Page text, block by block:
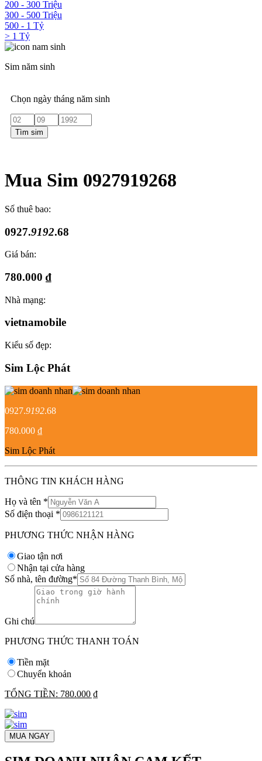
200 - 300 Triệu
300 - 500 Triệu
500 - 1 Tỷ
> 1 Tỷ
Sim năm sinh
Chọn ngày tháng năm sinh
Tìm sim
Mua Sim 0927919268
Số thuê bao:
0927.9192.68
Giá bán:
780.000 ₫
Nhà mạng:
vietnamobile
Kiểu số đẹp:
Sim Lộc Phát
0927.9192.68
780.000 ₫
Sim Lộc Phát
THÔNG TIN KHÁCH HÀNG
Họ và tên *
Số điện thoại *
PHƯƠNG THỨC NHẬN HÀNG
Giao tận nơi
Nhận tại cửa hàng
Số nhà, tên đường*
Ghi chú
PHƯƠNG THỨC THANH TOÁN
Tiền mặt
Chuyển khoản
TỔNG TIỀN: 780.000 ₫
MUA NGAY